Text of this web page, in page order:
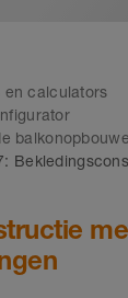
en calculators